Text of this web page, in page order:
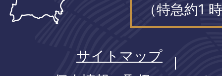
（特急約1
サイトマップ